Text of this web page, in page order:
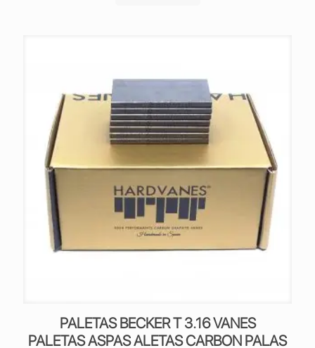
PALETAS BECKER T 3.16 VANES
PALETAS ASPAS ALETAS CARBON PALAS